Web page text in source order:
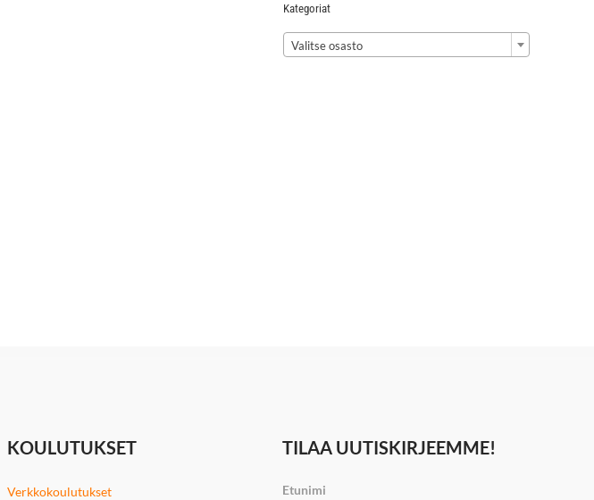
Kategoriat
Valitse osasto
KOULUTUKSET
Verkkokoulutukset
TILAA UUTISKIRJEEMME!
Etunimi